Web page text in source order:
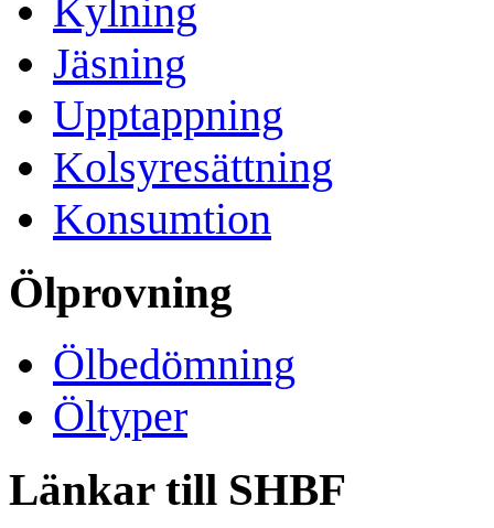
Kylning
Jäsning
Upptappning
Kolsyresättning
Konsumtion
Ölprovning
Ölbedömning
Öltyper
Länkar till SHBF